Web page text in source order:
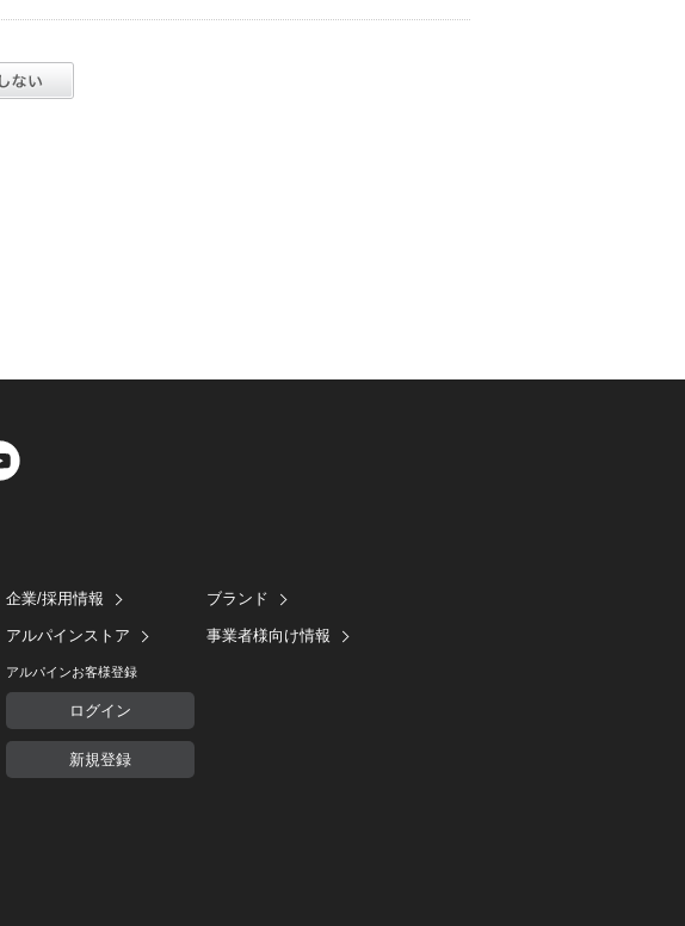
企業/採用情報
アルパインストア
アルパインお客様登録
ログイン
新規登録
ブランド
事業者様向け情報